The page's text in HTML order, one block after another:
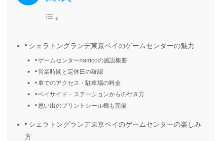
シェラトングランデ東京ベイのゲームセンターの魅力
ゲームセンターnamcoの施設概要
営業時間と定休日の確認
車でのアクセス・駐車場の料金
ベイサイド・ステーションからの行き方
思い出のプリントシール機も完備
シェラトングランデ東京ベイのゲームセンターの楽しみ
方